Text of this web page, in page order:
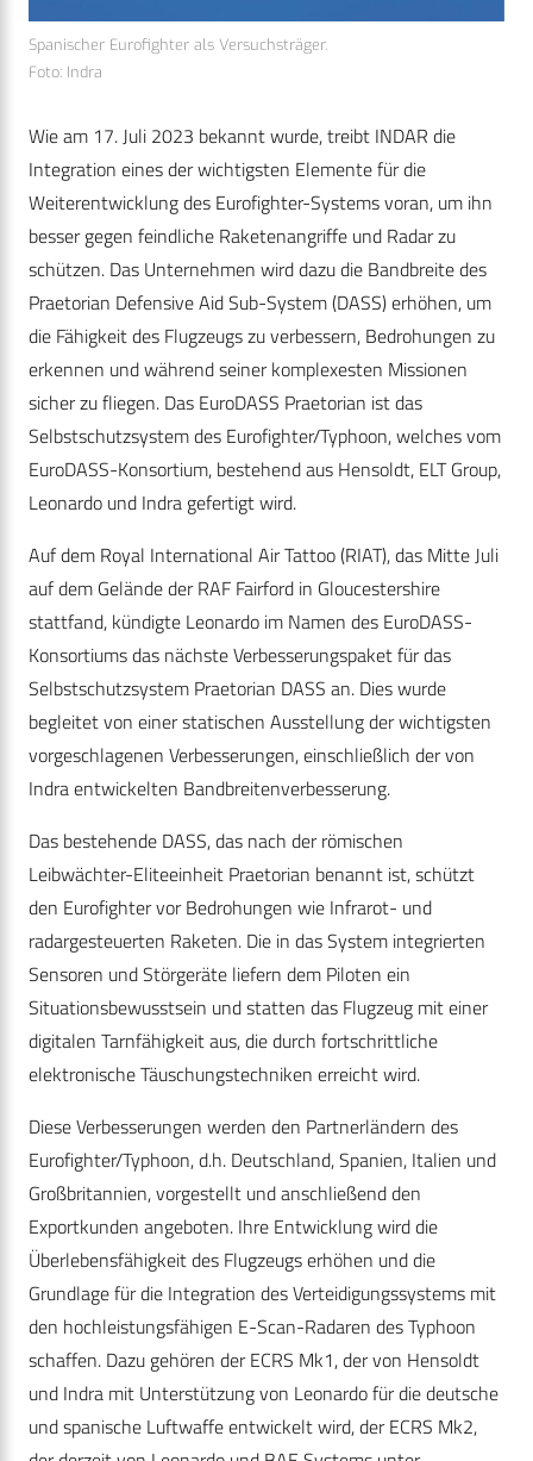
Spanischer Eurofighter als Versuchsträger.
Foto: Indra
Wie am 17. Juli 2023 bekannt wurde, treibt INDAR die
Integration eines der wichtigsten Elemente für die
Weiterentwicklung des Eurofighter-Systems voran, um ihn
besser gegen feindliche Raketenangriffe und Radar zu
schützen. Das Unternehmen wird dazu die Bandbreite des
Praetorian Defensive Aid Sub-System (DASS) erhöhen, um
die Fähigkeit des Flugzeugs zu verbessern, Bedrohungen zu
erkennen und während seiner komplexesten Missionen
sicher zu fliegen. Das EuroDASS Praetorian ist das
Selbstschutzsystem des Eurofighter/Typhoon, welches vom
EuroDASS-Konsortium, bestehend aus Hensoldt, ELT Group,
Leonardo und Indra gefertigt wird.
Auf dem Royal International Air Tattoo (RIAT), das Mitte Juli
auf dem Gelände der RAF Fairford in Gloucestershire
stattfand, kündigte Leonardo im Namen des EuroDASS-
Konsortiums das nächste Verbesserungspaket für das
Selbstschutzsystem Praetorian DASS an. Dies wurde
begleitet von einer statischen Ausstellung der wichtigsten
vorgeschlagenen Verbesserungen, einschließlich der von
Indra entwickelten Bandbreitenverbesserung.
Das bestehende DASS, das nach der römischen
Leibwächter-Eliteeinheit Praetorian benannt ist, schützt
den Eurofighter vor Bedrohungen wie Infrarot- und
radargesteuerten Raketen. Die in das System integrierten
Sensoren und Störgeräte liefern dem Piloten ein
Situationsbewusstsein und statten das Flugzeug mit einer
digitalen Tarnfähigkeit aus, die durch fortschrittliche
elektronische Täuschungstechniken erreicht wird.
Diese Verbesserungen werden den Partnerländern des
Eurofighter/Typhoon, d.h. Deutschland, Spanien, Italien und
Großbritannien, vorgestellt und anschließend den
Exportkunden angeboten. Ihre Entwicklung wird die
Überlebensfähigkeit des Flugzeugs erhöhen und die
Grundlage für die Integration des Verteidigungssystems mit
den hochleistungsfähigen E-Scan-Radaren des Typhoon
schaffen. Dazu gehören der ECRS Mk1, der von Hensoldt
und Indra mit Unterstützung von Leonardo für die deutsche
und spanische Luftwaffe entwickelt wird, der ECRS Mk2,